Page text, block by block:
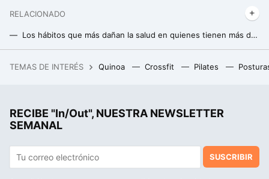
RELACIONADO
Los hábitos que más dañan la salud en quienes tienen más de 60
China prepara la megaestructura más cara del planeta: una central hidroeléctrica en el sitio más controvertido posible
TEMAS DE INTERÉS Quinoa Crossfit Pilates
RECIBE "In/Out", NUESTRA NEWSLETTER
SEMANAL
SUSCRIBIR